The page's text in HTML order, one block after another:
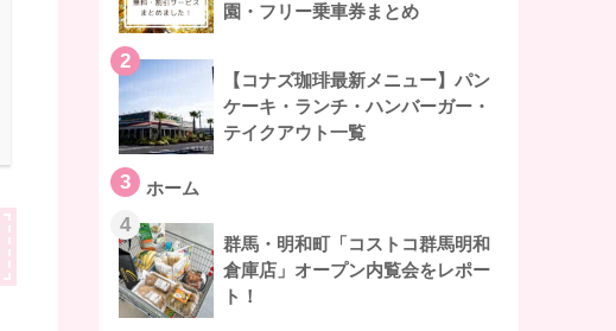
園・フリー乗車券まとめ
2
【コナズ珈琲最新メニュー】パン
ケーキ・ランチ・ハンバーガー・
テイクアウト一覧
3 ホーム
4
群馬・明和町「コストコ群馬明和
倉庫店」オープン内覧会をレポー
ト！